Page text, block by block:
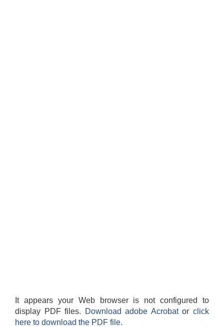
It appears your Web browser is not configured to
display PDF files.
Download adobe Acrobatorclick
here to download the PDF file.